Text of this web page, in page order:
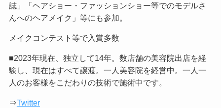
誌」「ヘアショー・ファッションショー等でのモデルさ
んへのヘアメイク」等にも参加。
メイクコンテスト等で入賞多数
■2023年現在、独立して14年。数店舗の美容院出店を経
験し、現在はすべて譲渡。一人美容院を経営中。一人一
人のお客様をこだわりの技術で施術中です。
⇒Twitter